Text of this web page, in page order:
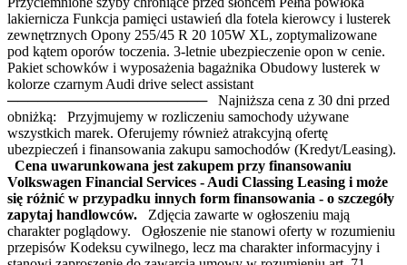
lakiernicza Funkcja pamięci ustawień dla fotela kierowcy i lusterek
zewnętrznych Opony 255/45 R 20 105W XL, zoptymalizowane
pod kątem oporów toczenia. 3-letnie ubezpieczenie opon w cenie.
Pakiet schowków i wyposażenia bagażnika Obudowy lusterek w
kolorze czarnym Audi drive select assistant
──────────────────── Najniższa cena z 30 dni przed
obniżką: Przyjmujemy w rozliczeniu samochody używane
wszystkich marek. Oferujemy również atrakcyjną ofertę
ubezpieczeń i finansowania zakupu samochodów (Kredyt/Leasing).
Cena uwarunkowana jest zakupem przy finansowaniu
Volkswagen Financial Services - Audi Classing Leasing i może
się różnić w przypadku innych form finansowania - o szczegóły
zapytaj handlowców. Zdjęcia zawarte w ogłoszeniu mają
charakter poglądowy. Ogłoszenie nie stanowi oferty w rozumieniu
przepisów Kodeksu cywilnego, lecz ma charakter informacyjny i